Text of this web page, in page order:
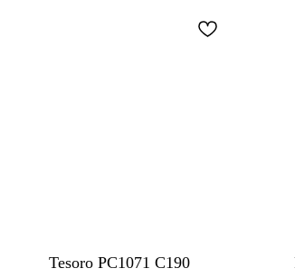
Tesoro PC1071 C190